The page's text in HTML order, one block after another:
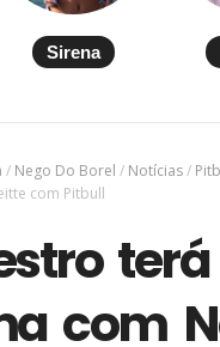
Sirena
/ Nego Do Borel / Notícias/
com Pitbull
com